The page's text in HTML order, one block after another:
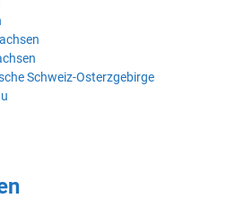
Schweiz-Osterzgebirge